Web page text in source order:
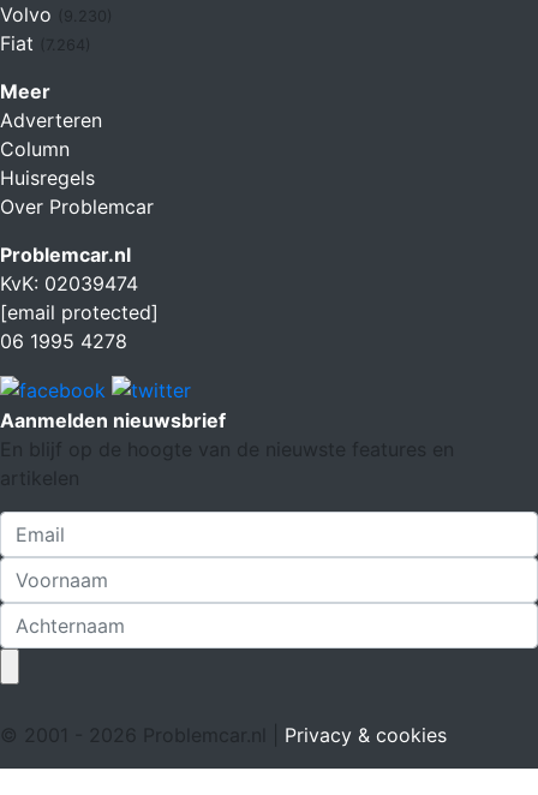
Volvo
Fiat (7.264)
Meer
Adverteren
Column
Huisregels
Over Problemcar
Problemcar.nl
KvK: 02039474
[email protected]
06 1995 4278
Aanmelden nieuwsbrief
En blijf op de hoogte van de nieuwste features en
artikelen
© 2001 - 2026 Problemcar.nl | Privacy & cookies